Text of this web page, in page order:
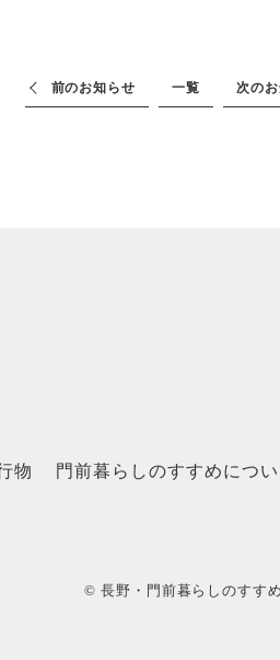
前のお知らせ 一覧 次の
物 門前暮らしのすすめについ
© 長野・門前暮らしのすす